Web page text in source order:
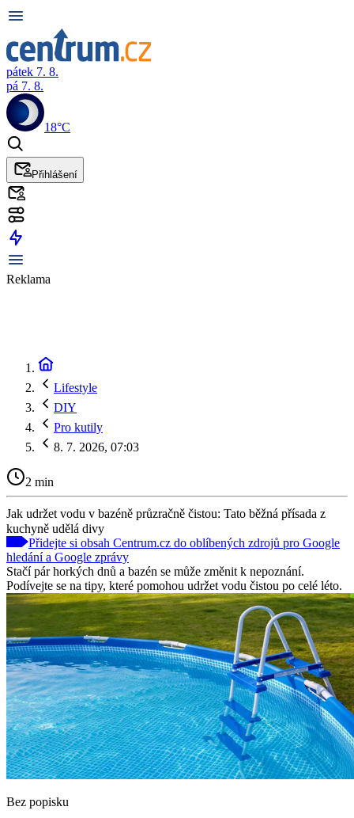
pátek 7. 8.
pá 7. 8.
18°C
Přihlášení
Reklama
Lifestyle
DIY
Pro kutily
8. 7. 2026, 07:03
2 min
Jak udržet vodu v bazéně průzračně čistou: Tato běžná přísada z
kuchyně udělá divy
Přidejte si obsah Centrum.cz do oblíbených zdrojů pro Google
hledání a Google zprávy
Stačí pár horkých dnů a bazén se může změnit k nepoznání.
Podívejte se na tipy, které pomohou udržet vodu čistou po celé léto.
Bez popisku